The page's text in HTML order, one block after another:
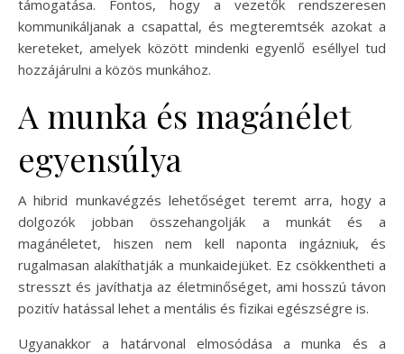
támogatása. Fontos, hogy a vezetők rendszeresen
kommunikáljanak a csapattal, és megteremtsék azokat a
kereteket, amelyek között mindenki egyenlő eséllyel tud
hozzájárulni a közös munkához.
A munka és magánélet
egyensúlya
A hibrid munkavégzés lehetőséget teremt arra, hogy a
dolgozók jobban összehangolják a munkát és a
magánéletet, hiszen nem kell naponta ingázniuk, és
rugalmasan alakíthatják a munkaidejüket. Ez csökkentheti a
stresszt és javíthatja az életminőséget, ami hosszú távon
pozitív hatással lehet a mentális és fizikai egészségre is.
Ugyanakkor a határvonal elmosódása a munka és a